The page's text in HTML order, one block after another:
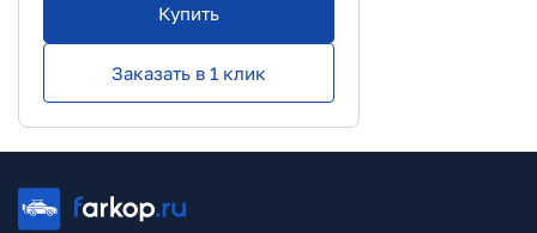
Купить
Заказать в 1 клик